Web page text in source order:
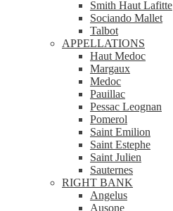
Smith Haut Lafitte
Sociando Mallet
Talbot
APPELLATIONS
Haut Medoc
Margaux
Medoc
Pauillac
Pessac Leognan
Pomerol
Saint Emilion
Saint Estephe
Saint Julien
Sauternes
RIGHT BANK
Angelus
Ausone